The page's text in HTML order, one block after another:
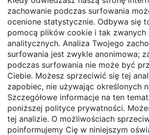
zachowanie podczas surfowania
ocenione statystycznie. Odbywa się
pomocą plików cookie i tak zwanych
analitycznych. Analiza Twojego
surfowania jest zwykle anonimowa;
podczas surfowania nie może być
Ciebie. Możesz sprzeciwić się tej
zapobiec, nie używając określonych
Szczegółowe informacje na ten
poniższej polityce prywatności.
tej analizie. O możliwościach
poinformujemy Cię w niniejszym